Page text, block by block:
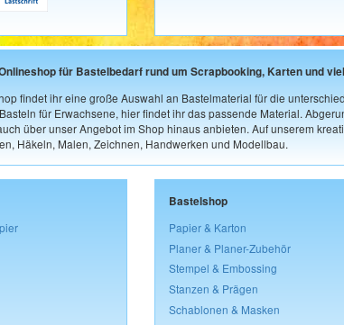
für Bastelbedarf rund um Scrapbooking, Karten und
findet ihr eine große Auswahl an Bastelmaterial für die
für Erwachsene, hier findet ihr das passende Material.
über unser Angebot im Shop hinaus anbieten. Auf unserem
Häkeln, Malen, Zeichnen, Handwerken und Modellbau.
Bastelshop
Papier & Karton
Planer & Planer-Zubehör
Stempel & Embossing
Stanzen & Prägen
Schablonen & Masken